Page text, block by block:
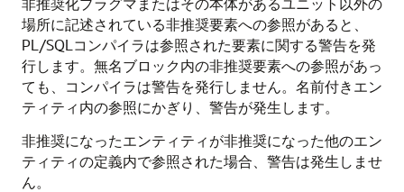
場所に記述されている非推奨要素への参照があると、
PL/SQLコンパイラは参照された要素に関する警告を発
行します。無名ブロック内の非推奨要素への参照があっ
ても、コンパイラは警告を発行しません。名前付きエン
ティティ内の参照にかぎり、警告が発生します。
非推奨になったエンティティが非推奨になった他のエン
ティティの定義内で参照された場合、警告は発生しませ
ん。